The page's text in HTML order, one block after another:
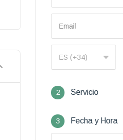
2 Servicio
3 Fecha y Hora